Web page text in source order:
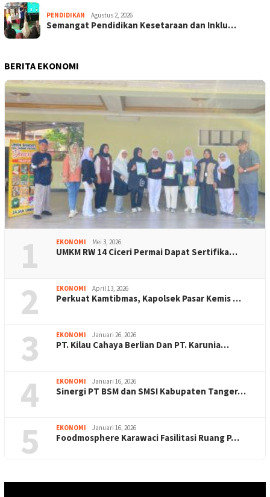
PENDIDIKAN Agustus 2, 2026
Semangat Pendidikan Kesetaraan dan Inklu…
BERITA EKONOMI
1 EKONOMI Mei 3, 2026
UMKM RW 14 Ciceri Permai Dapat Sertifika…
2 EKONOMI April 13, 2026
Perkuat Kamtibmas, Kapolsek Pasar Kemis …
3 EKONOMI Januari 26, 2026
PT. Kilau Cahaya Berlian Dan PT. Karunia…
4 EKONOMI Januari 16, 2026
Sinergi PT BSM dan SMSI Kabupaten Tanger…
5 EKONOMI Januari 16, 2026
Foodmosphere Karawaci Fasilitasi Ruang P…